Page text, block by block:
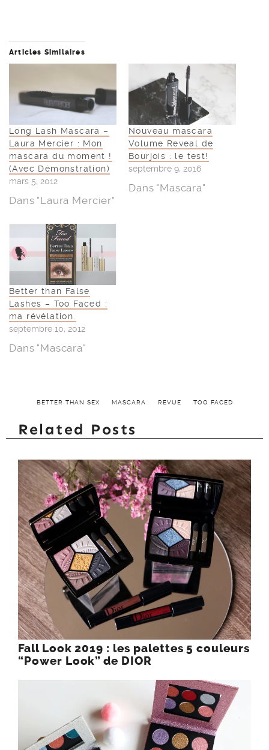
Articles Similaires
Long Lash Mascara –
Laura Mercier : Mon
mascara du moment !
(Avec Démonstration)
mars 5, 2012
Dans "Laura Mercier"
Nouveau mascara
Volume Reveal de
Bourjois : le test!
septembre 9, 2016
Dans "Mascara"
Better than False
Lashes – Too Faced :
ma révélation.
septembre 10, 2012
Dans "Mascara"
BETTER THAN SEX MASCARA REVUE TOO FACED
Related Posts
Fall Look 2019 : les palettes 5 couleurs
“Power Look” de DIOR